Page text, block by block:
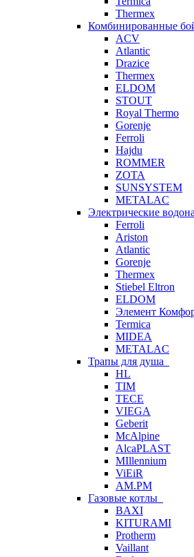
Thermex
Комбинированные
ACV
Atlantic
Drazice
Thermex
ELDOM
STOUT
Royal Thermo
Gorenje
Ferroli
Hajdu
ROMMER
ZOTA
SUNSYSTEM
METALAC
Электрические
Ferroli
Ariston
Atlantic
Gorenje
Thermex
Stiebel Eltron
ELDOM
Элемент
Termica
MIDEA
METALAC
Трапы для душа
HL
TIM
TECE
VIEGA
Geberit
McAlpine
AlcaPLAST
MIllennium
ViEiR
AM.PM
Газовые котлы
BAXI
KITURAMI
Protherm
Vaillant